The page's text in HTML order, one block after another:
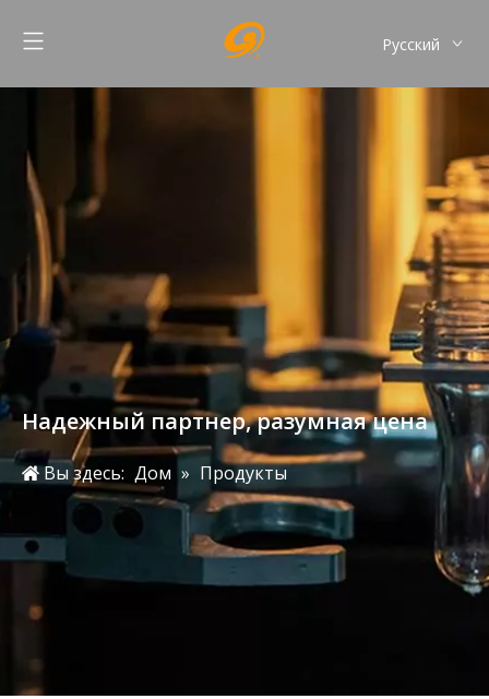
Pусский
Надежный партнер, разумная цена
Вы здесь: Дом » Продукты